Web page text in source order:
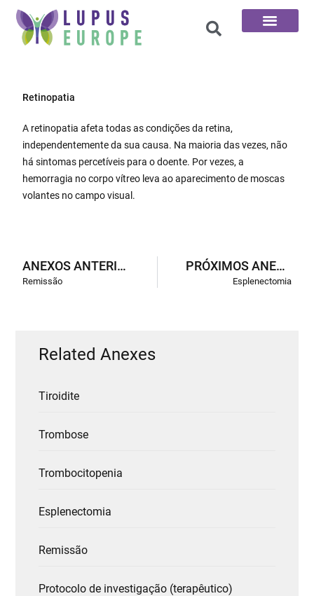
Retinopatia
A retinopatia afeta todas as condições da retina,
independentemente da sua causa. Na maioria das vezes, não
há sintomas percetíveis para o doente. Por vezes, a
hemorragia no corpo vítreo leva ao aparecimento de moscas
volantes no campo visual.
ANEXOS ANTERIORES
Remissão
PRÓXIMOS ANEXOS
Esplenectomia
Related Anexes
Tiroidite
Trombose
Trombocitopenia
Esplenectomia
Remissão
Protocolo de investigação (terapêutico)